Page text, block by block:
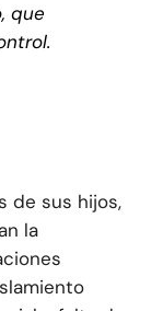
que
de sus hijos,
la